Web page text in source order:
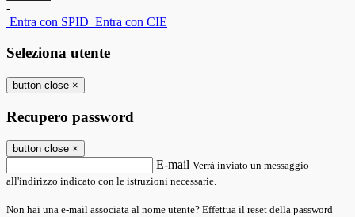
-
Entra con SPID Entra con CIE
Seleziona utente
button close ×
Recupero password
button close ×
E-mail Verrà inviato un messaggio
all'indirizzo indicato con le istruzioni necessarie.
Non hai una e-mail associata al nome utente? Effettua il reset della password